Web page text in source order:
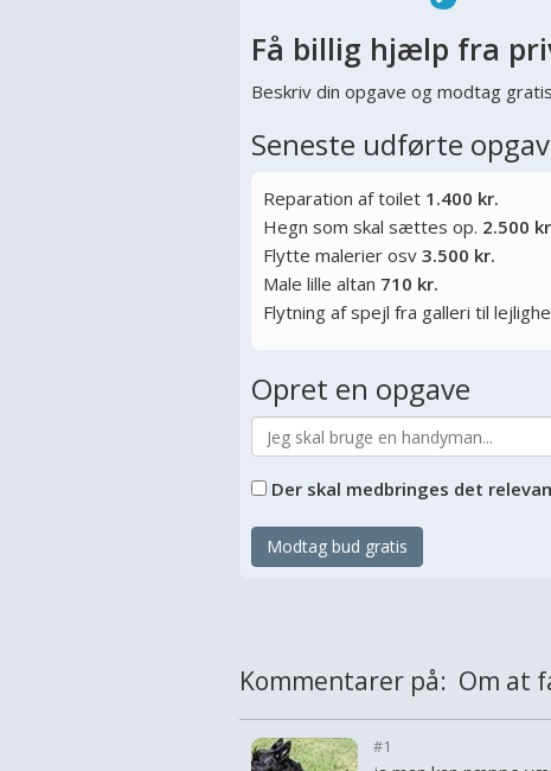
Få billig hjælp fra
Beskriv din opgave og modtag
Seneste udførte
Reparation af toilet 1.400 kr.
Hegn som skal sættes op. 2.500
Flytte malerier osv 3.500 kr.
Male lille altan 710 kr.
Flytning af spejl fra galleri til
Opret en opgave
Der skal medbringes det
Modtag bud gratis
Kommentarer på: Om at
#1